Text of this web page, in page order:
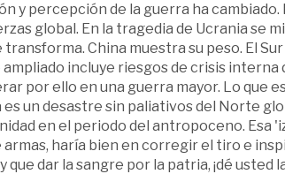
y percepción de la guerra ha
global. En la tragedia de Ucrania se
China muestra su peso. El
incluye riesgos de crisis interna
por ello en una guerra mayor. Lo que
un desastre sin paliativos del Norte
en el periodo del antropoceno. Esa
haría bien en corregir el tiro e
dar la sangre por la patria, ¡dé usted